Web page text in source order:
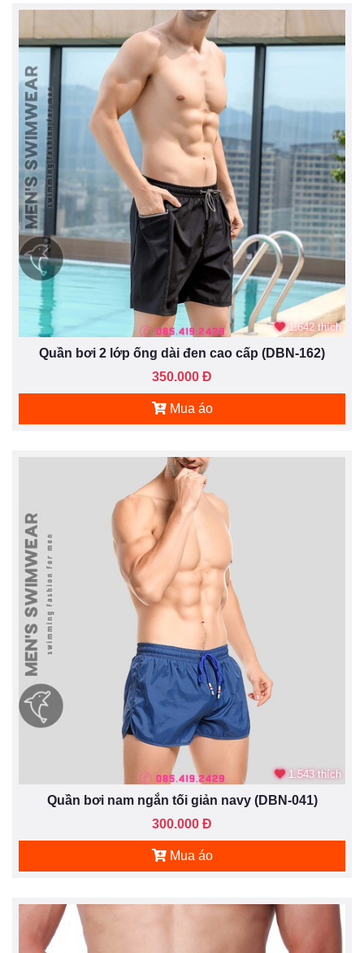
1.642 thích
Quần bơi 2 lớp ống dài đen cao cấp (DBN-162)
350.000 Đ
Mua áo
1.543 thích
Quần bơi nam ngắn tối giản navy (DBN-041)
300.000 Đ
Mua áo